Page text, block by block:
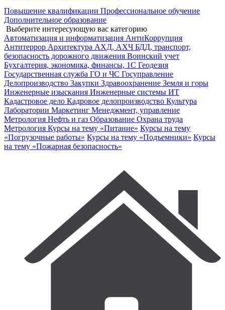
Повышение квалификации Профессиональное обучение
Дополнительное образование
Выберите интересующую вас категорию
Автоматизация и информатизация АнтиКоррупция
Антитеррор Архитектура АХД, АХЧ БДД, транспорт,
безопасность дорожного движения Воинский учет
Бухгалтерия, экономика, финансы, 1С Геодезия
Государственная служба ГО и ЧС Госуправление
Делопроизводство Закупки Здравоохранение Земля и горы
Инженерные изыскания Инженерные системы ИТ
Кадастровое дело Кадровое делопроизводство Культура
Лаборатории Маркетинг Менеджмент, управление
Метрология Нефть и газ Образование Охрана труда
Метрология Курсы на тему «Питание» Курсы на тему
«Погрузочные работы» Курсы на тему «Подъемники» Курсы
на тему «Пожарная безопасность»